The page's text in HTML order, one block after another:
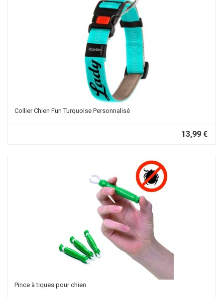
Collier Chien Fun Turquoise Personnalisé
13,99 €
Pince à tiques pour chien